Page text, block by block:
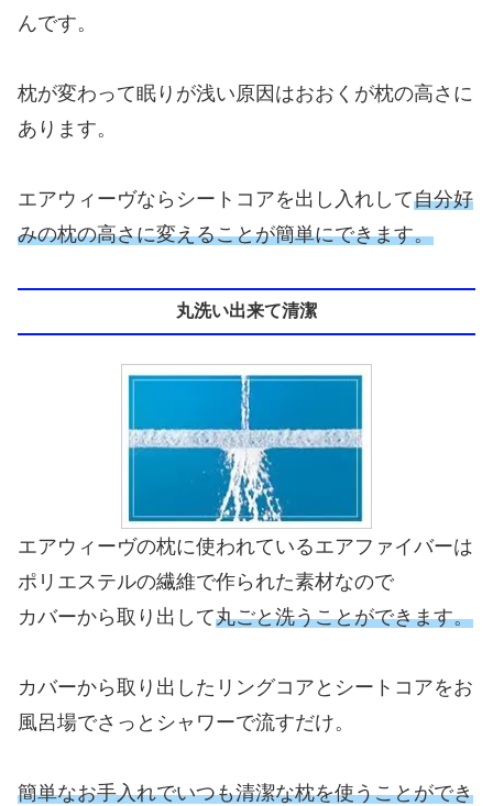
んです。
枕が変わって眠りが浅い原因はおおくが枕の高さに
あります。
エアウィーヴならシートコアを出し入れして自分好
みの枕の高さに変えることが簡単にできます。
丸洗い出来て清潔
エアウィーヴの枕に使われているエアファイバーは
ポリエステルの繊維で作られた素材なので
カバーから取り出して丸ごと洗うことができます。
カバーから取り出したリングコアとシートコアをお
風呂場でさっとシャワーで流すだけ。
簡単なお手入れでいつも清潔な枕を使うことができ